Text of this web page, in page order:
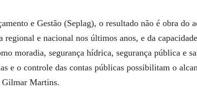
e Gestão (Seplag), o resultado não é obra do
e nacional nos últimos anos, e da
moradia, segurança hídrica, segurança pública e
e o controle das contas públicas possibilitam o
Gilmar Martins.